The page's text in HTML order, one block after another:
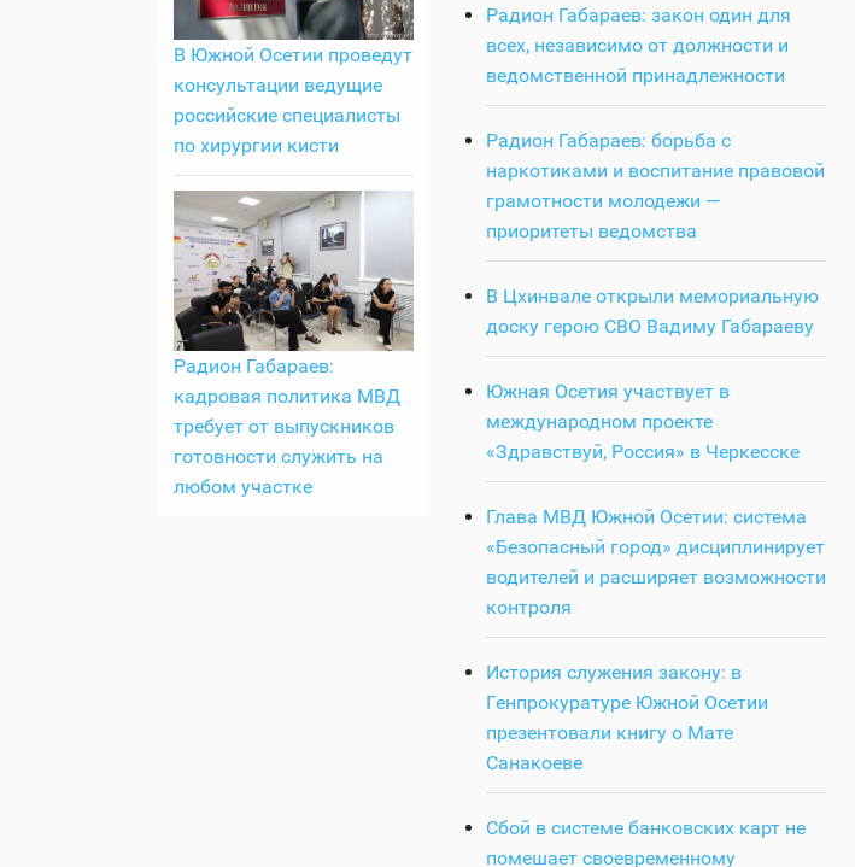
В Южной Осетии проведут
консультации ведущие
российские специалисты
по хирургии кисти
Радион Габараев:
кадровая политика МВД
требует от выпускников
готовности служить на
любом участке
Радион Габараев: закон один для
всех, независимо от должности и
ведомственной принадлежности
Радион Габараев: борьба с
наркотиками и воспитание правовой
грамотности молодежи —
приоритеты ведомства
В Цхинвале открыли мемориальную
доску герою СВО Вадиму Габараеву
Южная Осетия участвует в
международном проекте
«Здравствуй, Россия» в Черкесске
Глава МВД Южной Осетии: система
«Безопасный город» дисциплинирует
водителей и расширяет возможности
контроля
История служения закону: в
Генпрокуратуре Южной Осетии
презентовали книгу о Мате
Санакоеве
Сбой в системе банковских карт не
помешает своевременному